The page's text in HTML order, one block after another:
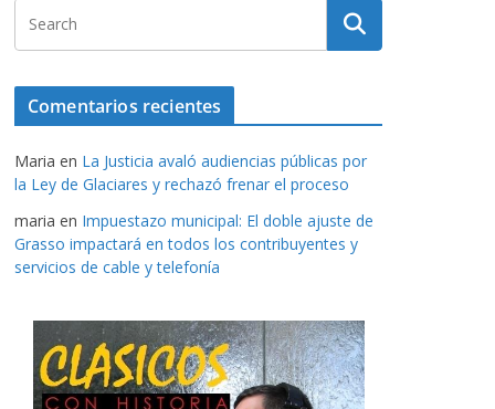
Comentarios recientes
Maria en La Justicia avaló audiencias públicas por
la Ley de Glaciares y rechazó frenar el proceso
maria en Impuestazo municipal: El doble ajuste de
Grasso impactará en todos los contribuyentes y
servicios de cable y telefonía